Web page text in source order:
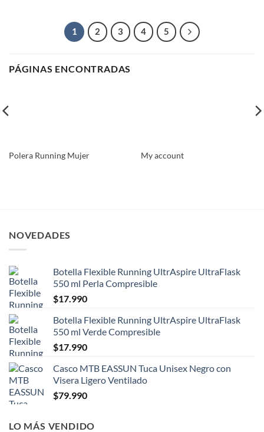
1 2 3 4 5
PÁGINAS ENCONTRADAS
Polera Running Mujer My account
NOVEDADES
Botella Flexible Running UltrAspire UltraFlask
550 ml Perla Compresible
$17.990
Botella Flexible Running UltrAspire UltraFlask
550 ml Verde Compresible
$17.990
Casco MTB EASSUN Tuca Unisex Negro con
Visera Ligero Ventilado
$79.990
LO MÁS VENDIDO